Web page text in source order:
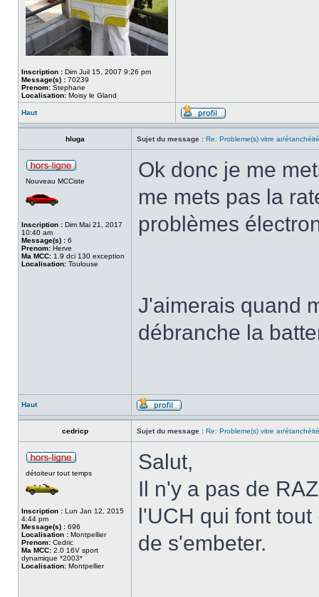
Inscription : Dim Juil 15, 2007 9:26 pm
Message(s) : 70239
Prenom: Stephane
Localisation: Moisy le Gland
Haut
hluga Sujet du message : Re: Probleme(s) vitre ar/
Nouveau MCCiste
Inscription : Dim Mai 21, 2017
10:40 am
Message(s) : 6
Prenom: Herve
Ma MCC: 1.9 dci 130 exception
Localisation: Toulouse
Ok donc je me
me mets pas la
problèmes
J'aimerais quand
débranche la
Haut
cedricp Sujet du message : Re: Probleme(s) vitre ar/
détoiteur tout temps
Inscription : Lun Jan 12, 2015
4:44 pm
Message(s) : 696
Localisation : Montpellier
Prenom: Cedric
Ma MCC: 2.0 16V sport
dynamique *2003*
Localisation: Montpellier
Salut,
Il n'y a pas de
l'UCH qui font
de s'embeter.